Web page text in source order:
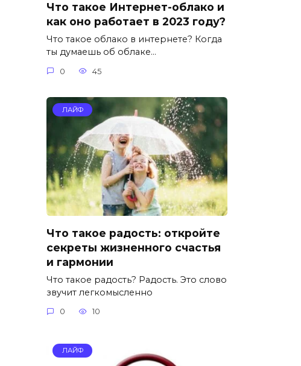
Что такое Интернет-облако и
как оно работает в 2023 году?
Что такое облако в интернете? Когда
ты думаешь об облаке…
0 45
ЛАЙФ
Что такое радость: откройте
секреты жизненного счастья
и гармонии
Что такое радость? Радость. Это слово
звучит легкомысленно
0 10
ЛАЙФ